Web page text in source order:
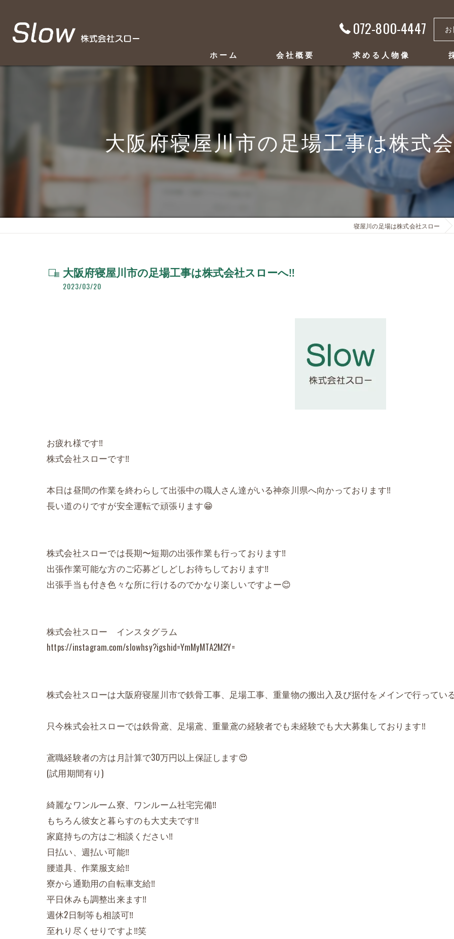
072-800-4447
ホーム 会社概要
事業案内
求める人物像
大阪府寝屋川市の足場工事は株式
寝屋川の足場は株式会社スロー
大阪府寝屋川市の足場工事は株式会社スローへ‼️
2023/03/20
お疲れ様です‼️
株式会社スローです‼️
本日は昼間の作業を終わらして出張中の職人さん達がいる神奈川県へ向かっております‼️
長い道のりですが安全運転で頑張ります😁
株式会社スローでは長期〜短期の出張作業も行っております‼️
出張作業可能な方のご応募どしどしお待ちしております‼️
出張手当も付き色々な所に行けるのでかなり楽しいですよー😊
株式会社スロー インスタグラム
https://instagram.com/slowhsy?igshid=YmMyMTA2M2Y=
株式会社スローは大阪府寝屋川市で鉄骨工事、足場工事、重量物の搬出入及び据付をメインで行ってい
只今株式会社スローでは鉄骨鳶、足場鳶、重量鳶の経験者でも未経験でも大大募集しております‼️
鳶職経験者の方は月計算で30万円以上保証します😍
(試用期間有り)
綺麗なワンルーム寮、ワンルーム社宅完備‼️
もちろん彼女と暮らすのも大丈夫です‼️
家庭持ちの方はご相談ください‼️
日払い、週払い可能‼️
腰道具、作業服支給‼️
寮から通勤用の自転車支給‼️
平日休みも調整出来ます‼️
週休2日制等も相談可‼️
至れり尽くせりですよ‼️笑